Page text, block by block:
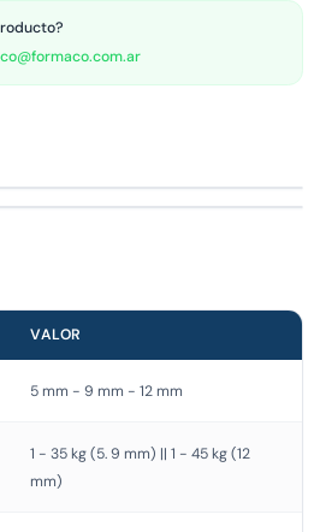
VALOR
5 mm - 9 mm - 12 mm
1 - 35 kg (5. 9 mm) || 1 - 45 kg (12
mm)